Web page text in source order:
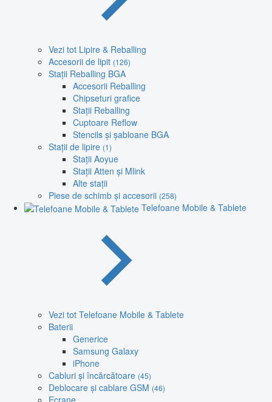
Vezi tot Lipire & Reballing
Accesorii de lipit (126)
Stații Reballing BGA
Accesorii Reballing
Chipseturi grafice
Stații Reballing
Cuptoare Reflow
Stencils și șabloane BGA
Stații de lipire (1)
Stații Aoyue
Stații Atten și Mlink
Alte stații
Piese de schimb și accesorii (258)
Telefoane Mobile & Tablete
Vezi tot Telefoane Mobile & Tablete
Baterii
Generice
Samsung Galaxy
iPhone
Cabluri și încărcătoare (45)
Deblocare și cablare GSM (46)
Ecrane